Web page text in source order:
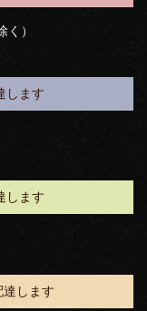
）
します
します
達します